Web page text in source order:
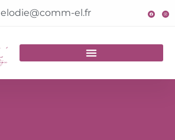
elodie@comm-el.fr